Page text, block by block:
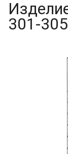
301-305